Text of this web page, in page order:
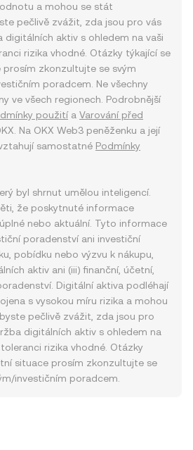
a mohou se stát
pečlivě zvážit, zda jsou pro vás
aktiv s ohledem na vaši
rizika vhodné. Otázky týkající se
prosím zkonzultujte se svým
poradcem. Ne všechny
ve všech regionech. Podrobnější
použitía Varování před
Na OKX Web3 peněženku a její
samostatné Podmínky
byl shrnut umělou inteligencí.
že poskytnuté informace
nebo aktuální. Tyto informace
poradenství ani investiční
pobídku nebo výzvu k nákupu,
aktiv ani (iii) finanční, účetní,
Digitální aktiva podléhají
s vysokou míru rizika a mohou
pečlivě zvážit, zda jsou pro
digitálních aktiv s ohledem na
rizika vhodné. Otázky
situace prosím zkonzultujte se
investičním poradcem.